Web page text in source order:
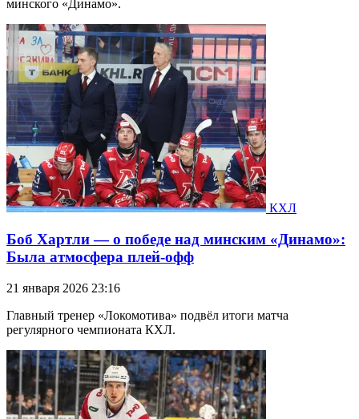
минского «Динамо».
КХЛ
Боб Хартли — о победе над минским «Динамо»:
Была атмосфера плей-офф
21 января 2026 23:16
Главный тренер «Локомотива» подвёл итоги матча
регулярного чемпионата КХЛ.